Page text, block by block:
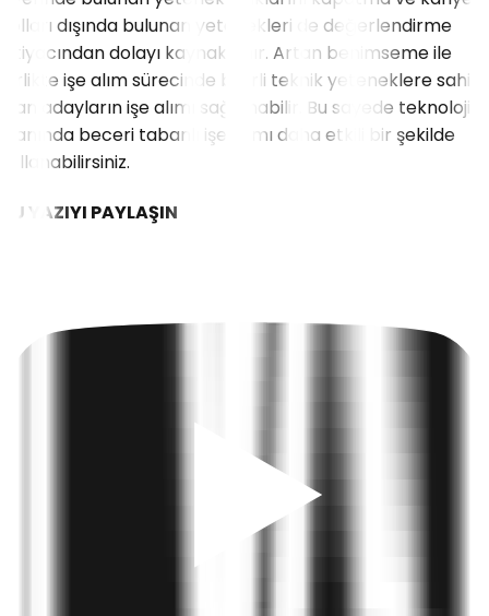
yolları dışında bulunan yetenekleri de değerlendirme
ihtiyacından dolayı kaynaklanır. Artan benimseme ile
birlikte işe alım sürecinde belirli teknik yeteneklere sahip
olan adayların işe alımı sağlanabilir. Bu sayede teknoloji
alanında beceri tabanlı işe alımı daha etkili bir şekilde
kullanabilirsiniz.
BU YAZIYI PAYLAŞIN